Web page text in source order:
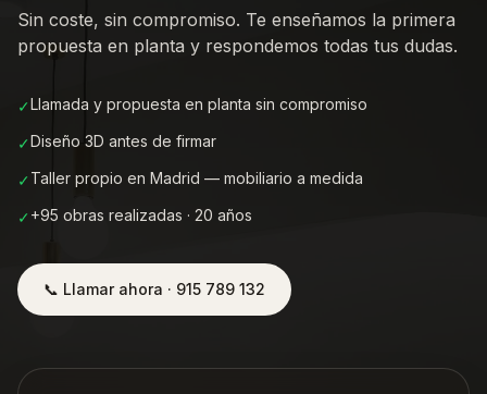
Sin coste, sin compromiso. Te enseñamos la primera
propuesta en planta y respondemos todas tus dudas.
✓Llamada y propuesta en planta sin compromiso
✓Diseño 3D antes de firmar
✓Taller propio en Madrid — mobiliario a medida
✓+95 obras realizadas · 20 años
📞 Llamar ahora · 915 789 132